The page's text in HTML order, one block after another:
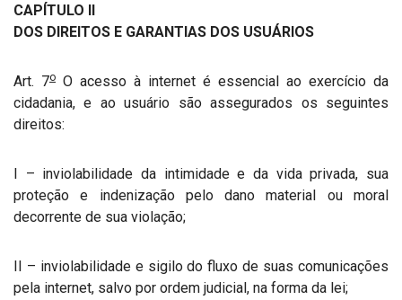
CAPÍTULO II
DOS DIREITOS E GARANTIAS DOS USUÁRIOS
Art. 7o O acesso à internet é essencial ao exercício da
cidadania, e ao usuário são assegurados os seguintes
direitos:
I – inviolabilidade da intimidade e da vida privada, sua
proteção e indenização pelo dano material ou moral
decorrente de sua violação;
II – inviolabilidade e sigilo do fluxo de suas comunicações
pela internet, salvo por ordem judicial, na forma da lei;